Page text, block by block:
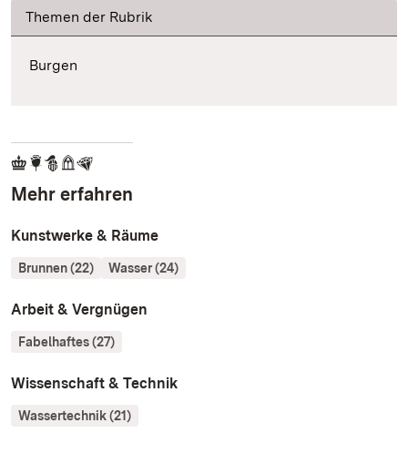
Themen der Rubrik
Burgen
Mehr erfahren
Kunstwerke & Räume
Brunnen (22) Wasser (24)
Arbeit & Vergnügen
Fabelhaftes (27)
Wissenschaft & Technik
Wassertechnik (21)